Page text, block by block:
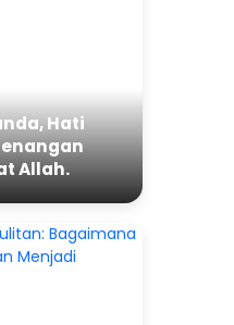
Hati
Allah.